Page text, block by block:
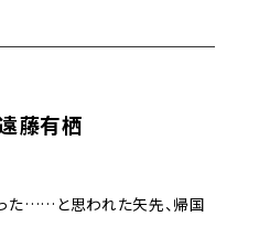
藤有栖
た……と思われた矢先、帰国